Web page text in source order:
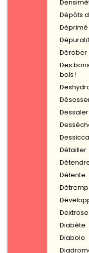
Dépôts
Déprimé
Dérober
Des
bois !
Dessaler
Détailler
Détente
Dextrose
Diabète
Diabolo